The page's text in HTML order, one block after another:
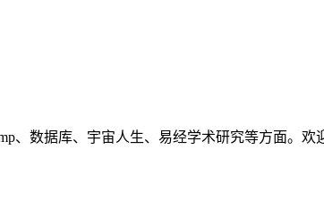
、数据库、宇宙人生、易经学术研究等方面。欢